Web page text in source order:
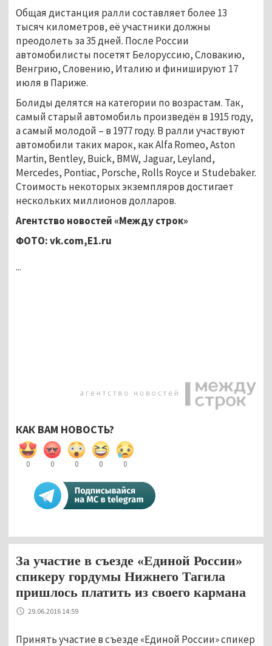
Общая дистанция ралли составляет более 13
тысяч километров, её участники должны
преодолеть за 35 дней. После России
автомобилисты посетят Белоруссию, Словакию,
Венгрию, Словению, Италию и финишируют 17
июля в Париже.
Болиды делятся на категории по возрастам. Так,
самый старый автомобиль произведён в 1915 году,
а самый молодой – в 1977 году. В ралли участвуют
автомобили таких марок, как Alfa Romeo, Aston
Martin, Bentley, Buick, BMW, Jaguar, Leyland,
Mercedes, Pontiac, Porsche, Rolls Royce и Studebaker.
Стоимость некоторых экземпляров достигает
нескольких миллионов долларов.
Агентство новостей «Между строк»
ФОТО:vk.com,E1.ru
...
КАК ВАМ НОВОСТЬ?
0 0 0 0 0
За участие в съезде «Единой России»
спикеру гордумы Нижнего Тагила
пришлось платить из своего кармана
29.06.2016 14:59
Принять участие в съезде «Единой России» спикер